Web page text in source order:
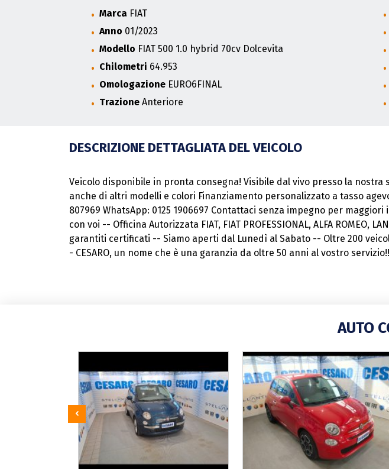
Marca FIAT
Anno 01/2023
Modello FIAT 500 1.0 hybrid 70cv Dolcevita
Chilometri 64.953
Omologazione EURO6FINAL
TrazioneAnteriore
DESCRIZIONE DETTAGLIATA DEL VEICOLO
Veicolo disponibile in pronta consegna! Visibile dal vivo presso la
anche di altri modelli e colori Finanziamento personalizzato a tasso
807969 WhatsApp: 0125 1906697 Contattaci senza impegno per
con voi -- Officina Autorizzata FIAT, FIAT PROFESSIONAL, ALFA
garantiti certificati -- Siamo aperti dal Lunedì al Sabato -- Oltre 200
- CESARO, un nome che è una garanzia da oltre 50 anni al vostro
AUTO